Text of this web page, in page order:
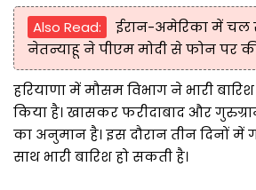
Also Read:
ईरान-अमेरिका में चल
नेतन्याहू ने पीएम मोदी से फोन पर
हरियाणा में मौसम विभाग ने भारी
किया है। खासकर फरीदाबाद और
का अनुमान है। इस दौरान तीन दिनों
साथ भारी बारिश हो सकती है।